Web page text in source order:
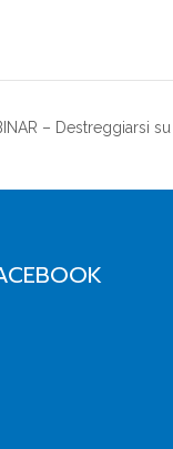
– Destreggiarsi